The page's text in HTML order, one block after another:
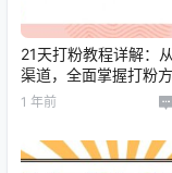
21天打粉教程详解：
渠道，全面掌握打粉
入百万高效方法
1 年前